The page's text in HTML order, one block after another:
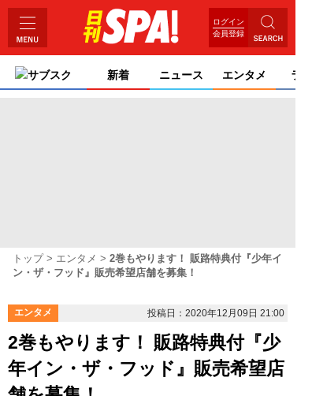
ログイン
会員登録
サブスク 新着 ニュース エンタメ ライ
トップ エンタメ
2巻もやります！ 販路特典付『少年イ
ン・ザ・フッド』販売希望店舗を募集！
エンタメ 投稿日：2020年12月09日 21:00
2巻もやります！ 販路特典付『少
年イン・ザ・フッド』販売希望店